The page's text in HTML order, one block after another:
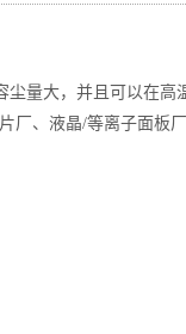
量大，并且可以在高
厂、液晶/等离子面板